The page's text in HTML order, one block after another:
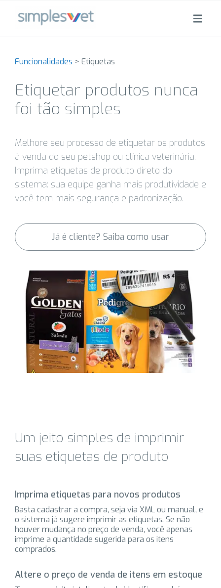
Funcionalidades > Etiquetas
Etiquetar produtos nunca
foi tão simples
Melhore seu processo de etiquetar os produtos
à venda do seu petshop ou clínica veterinária.
Imprima etiquetas de produto direto do
sistema: sua equipe ganha mais produtividade e
você tem mais segurança e padronização.
Já é cliente? Saiba como usar
Um jeito simples de imprimir
suas etiquetas de produto
Imprima etiquetas para novos produtos
Basta cadastrar a compra, seja via XML ou manual, e
o sistema já sugere imprimir as etiquetas. Se não
houver mudança no preço de venda, você apenas
imprime a quantidade sugerida para os itens
comprados.
Altere o preço de venda de itens em estoque